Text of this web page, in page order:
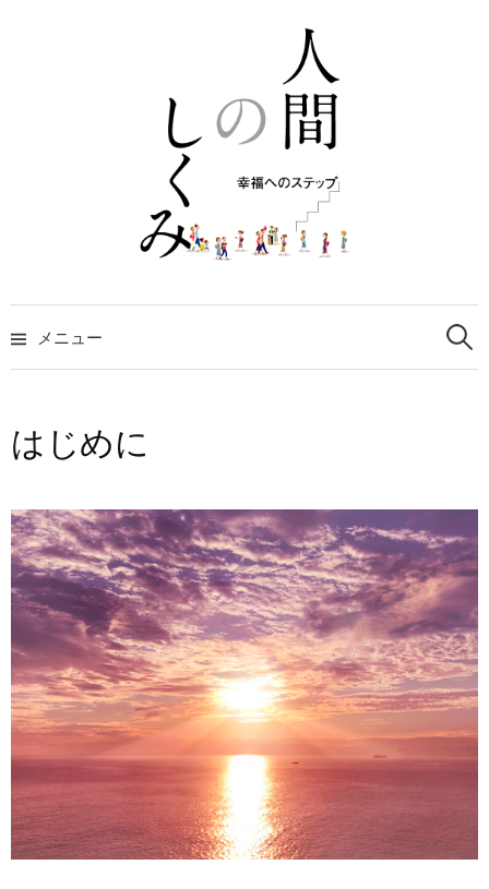
メニュー
検
索:
はじめに